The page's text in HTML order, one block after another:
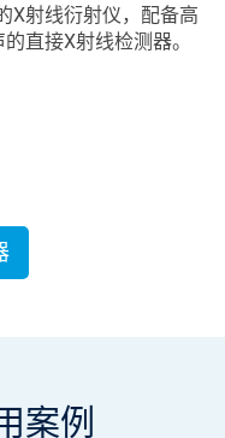
X射线衍射仪，配备高
直接X射线检测器。
案例